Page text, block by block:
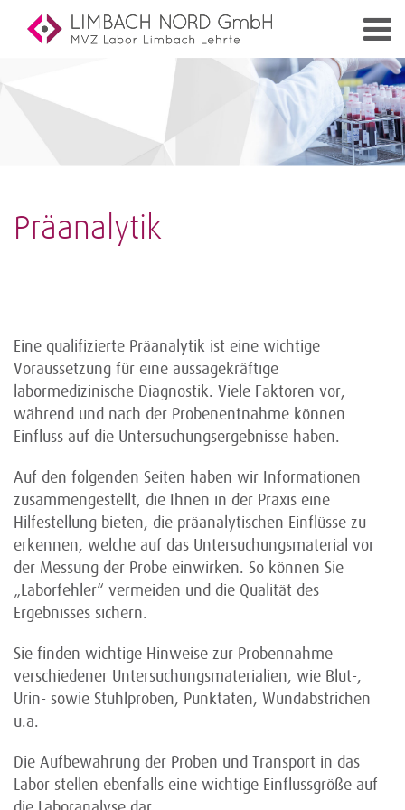
Präanalytik
Eine qualifizierte Präanalytik ist eine wichtige
Voraussetzung für eine aussagekräftige
labormedizinische Diagnostik. Viele Faktoren vor,
während und nach der Probenentnahme können
Einfluss auf die Untersuchungsergebnisse haben.
Auf den folgenden Seiten haben wir Informationen
zusammengestellt, die Ihnen in der Praxis eine
Hilfestellung bieten, die präanalytischen Einflüsse zu
erkennen, welche auf das Untersuchungsmaterial vor
der Messung der Probe einwirken. So können Sie
„Laborfehler“ vermeiden und die Qualität des
Ergebnisses sichern.
Sie finden wichtige Hinweise zur Probennahme
verschiedener Untersuchungsmaterialien, wie Blut-,
Urin- sowie Stuhlproben, Punktaten, Wundabstrichen
u.a.
Die Aufbewahrung der Proben und Transport in das
Labor stellen ebenfalls eine wichtige Einflussgröße auf